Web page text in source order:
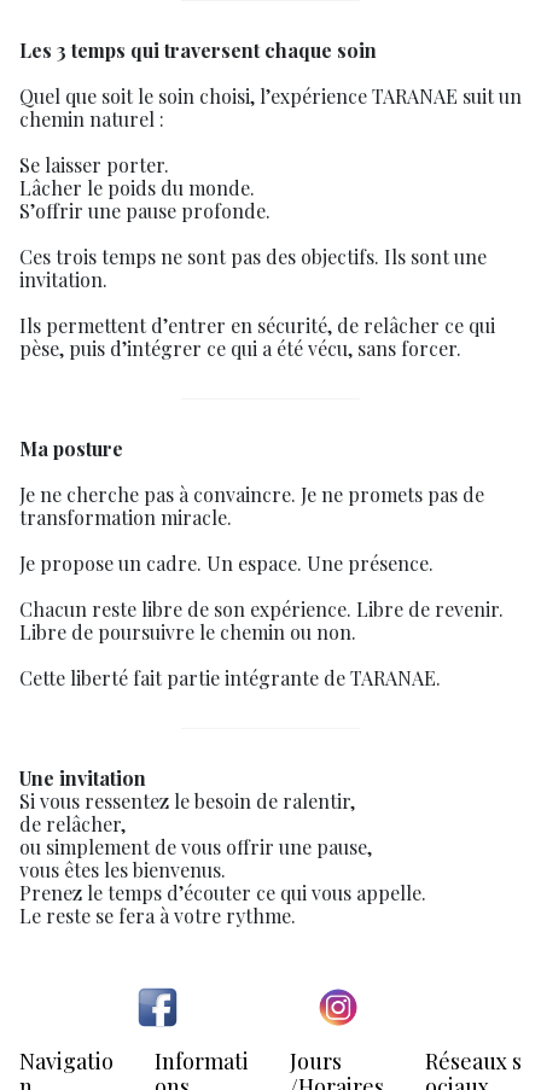
Les 3 temps qui traversent chaque soin
Quel que soit le soin choisi, l’expérience TARANAE suit un
chemin naturel :
Se laisser porter.
Lâcher le poids du monde.
S’offrir une pause profonde.
Ces trois temps ne sont pas des objectifs. Ils sont une
invitation.
Ils permettent d’entrer en sécurité, de relâcher ce qui
pèse, puis d’intégrer ce qui a été vécu, sans forcer.
Ma posture
Je ne cherche pas à convaincre. Je ne promets pas de
transformation miracle.
Je propose un cadre. Un espace. Une présence.
Chacun reste libre de son expérience. Libre de revenir.
Libre de poursuivre le chemin ou non.
Cette liberté fait partie intégrante de TARANAE.
Une invitation
Si vous ressentez le besoin de ralentir,
de relâcher,
ou simplement de vous offrir une pause,
vous êtes les bienvenus.
Prenez le temps d’écouter ce qui vous appelle.
Le reste se fera à votre rythme.
Navigatio
Informati
Jours
Réseaux s